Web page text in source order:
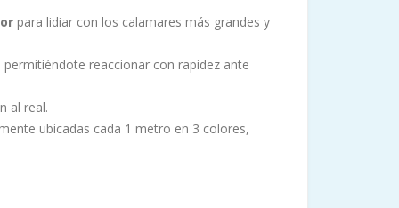
para lidiar con los calamares más grandes y
reaccionar con rapidez ante
al real.
ubicadas cada 1 metro en 3 colores,